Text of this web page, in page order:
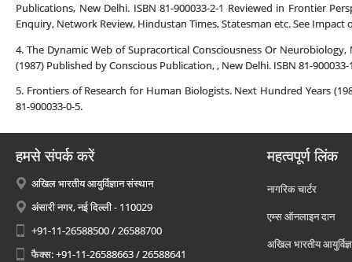
Publications, New Delhi. ISBN 81-900033-2-1 Reviewed in Frontier
Enquiry, Network Review, Hindustan Times, Statesman etc. See Impact
4. The Dynamic Web of Supracortical Consciousness Or
(1987) Published by Conscious Publication, , New Delhi. ISBN 81-900033-
5. Frontiers of Research for Human Biologists. Next Hundred Years
81-900033-0-5.
हमसे संपर्क करें
अखिल भारतीय आयुर्विज्ञान संस्थान
अंसारी नगर, नई दिल्ली - 110029
+91-11-26588500 / 26588700
फैक्स: +91-11-26588663 / 26588641
महत्वपूर्ण लिंक
नागरिक चार्टर
एम्स ऑनलाइन दान
अखिल भारतीय